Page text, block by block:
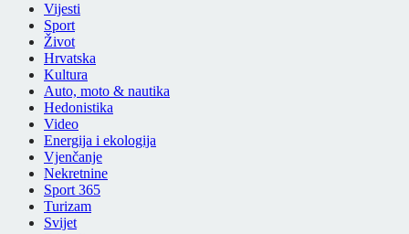
Vijesti
Sport
Život
Hrvatska
Kultura
Auto, moto & nautika
Hedonistika
Video
Energija i ekologija
Vjenčanje
Nekretnine
Sport 365
Turizam
Svijet